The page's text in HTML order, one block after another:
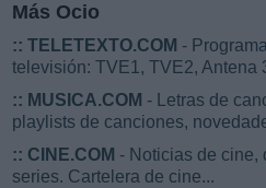
Más Ocio
:: TELETEXTO.COM -
televisión: TVE1, TVE2, Antena
:: MUSICA.COM - Letras de
playlists de canciones,
:: CINE.COM - Noticias de cine,
series. Cartelera de cine...